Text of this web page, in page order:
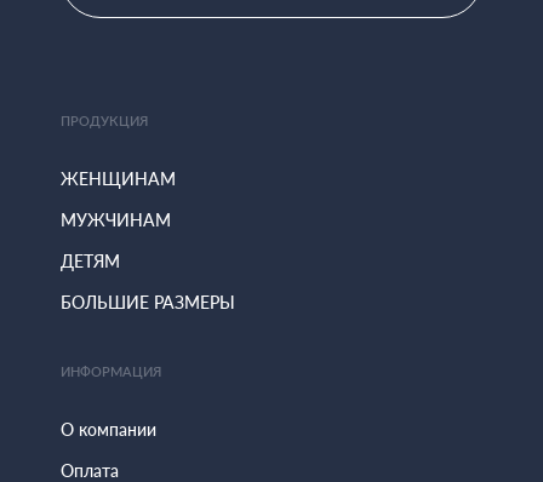
ПРОДУКЦИЯ
ЖЕНЩИНАМ
МУЖЧИНАМ
ДЕТЯМ
БОЛЬШИЕ РАЗМЕРЫ
ИНФОРМАЦИЯ
О компании
Оплата